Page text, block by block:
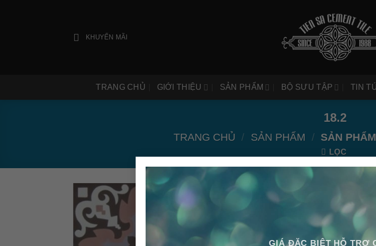
GIÁ ĐẶC BIỆT HỖ TRỢ
KHUYẾN MÃI
TRANG CHỦ GIỚI THIỆU SẢN PHẨM BỘ SƯU TẬP TIN
18.2
TRANG CHỦ / SẢN PHẨM / SẢN
LỌC